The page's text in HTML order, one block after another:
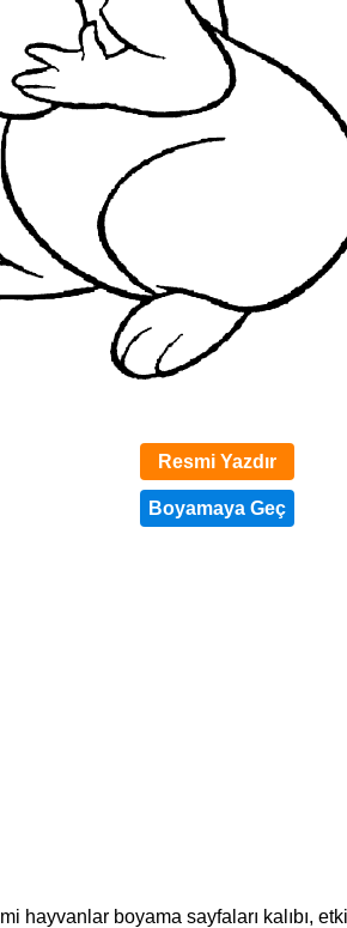
Resmi Yazdır
hayvanlar boyama sayfaları kalıbı,